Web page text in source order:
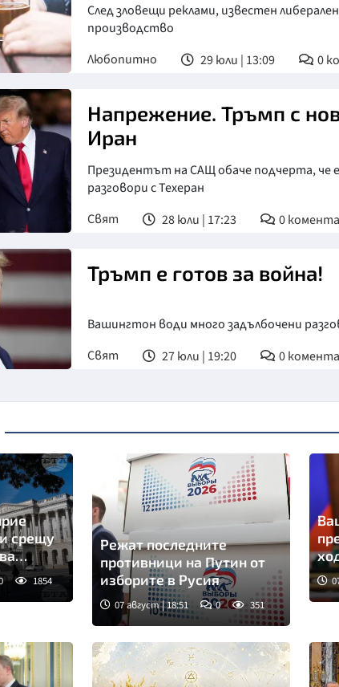
След зловещи реклами, известен
производство
Любопитно
29 юли | 13:09 0
Напрежение. Тръмп с
Иран
Президентът на САЩ обаче подчерта, че
разговори с Техеран
Свят
28 юли | 17:23 0
Тръмп е готов за война!
Вашингтон води много задълбочени
Свят
27 юли | 19:20 0
срещу
1854
Снимка: ТАСС
Режат последните
противници на Путин от
изборите в Русия
07 август | 18:51 0 351